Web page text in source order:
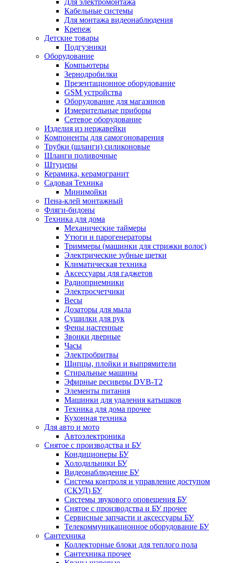
Для электромонтажа
Кабельные системы
Для монтажа видеонаблюдения
Крепеж
Детские товары
Подгузники
Оборудование
Компьютеры
Зернодробилки
Презентационное оборудование
GSM устройства
Оборудование для магазинов
Измерительные приборы
Сетевое оборудование
Изделия из нержавейки
Компоненты для самогоноварения
Трубки (шланги) силиконовые
Шланги поливочные
Штуцеры
Керамика, керамогранит
Садовая Техника
Минимойки
Пена-клей монтажный
Фляги-бидоны
Техника для дома
Механические таймеры
Утюги и парогенераторы
Триммеры (машинки для стрижки волос)
Электрические зубные щетки
Климатическая техника
Аксессуары для гаджетов
Радиоприемники
Электросчетчики
Весы
Дозаторы для мыла
Сушилки для рук
Фены настенные
Звонки дверные
Часы
Электробритвы
Щипцы, плойки и выпрямители
Стиральные машины
Эфирные ресиверы DVB-T2
Элементы питания
Машинки для удаления катышков
Техника для дома прочее
Кухонная техника
Для авто и мото
Автоэлектроника
Снятое с производства и БУ
Кондиционеры БУ
Холодильники БУ
Видеонаблюдение БУ
Система контроля и управление доступом
(СКУД) БУ
Системы звукового оповещения БУ
Снятое с производства и БУ прочее
Сервисные запчасти и аксессуары БУ
Телекоммуникационное оборудование БУ
Сантехника
Коллекторные блоки для теплого пола
Сантехника прочее